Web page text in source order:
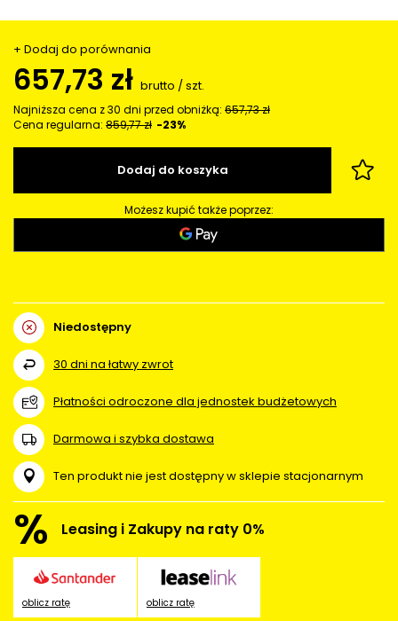
+ Dodaj do porównania
657,73 zł brutto /szt.
Najniższa cena z 30 dni przed obniżką: 657,73 zł
Cena regularna: 859,77 zł -23%
Dodaj do koszyka
Możesz kupić także poprzez:
Niedostępny
30 dni na łatwy zwrot
Płatności odroczone dla jednostek budżetowych
Darmowa i szybka dostawa
Ten produkt nie jest dostępny w sklepie stacjonarnym
% Leasing i Zakupy na raty 0%
oblicz ratę oblicz ratę